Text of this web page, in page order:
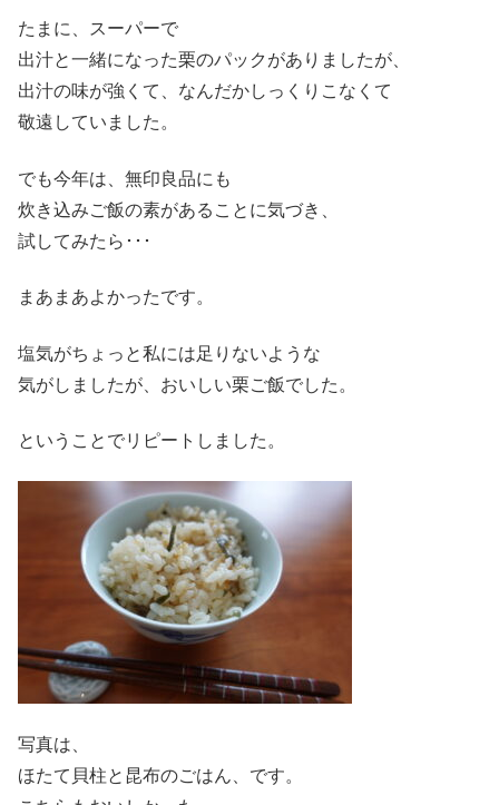
たまに、スーパーで
出汁と一緒になった栗のパックがありましたが、
出汁の味が強くて、なんだかしっくりこなくて
敬遠していました。
でも今年は、無印良品にも
炊き込みご飯の素があることに気づき、
試してみたら･･･
まあまあよかったです。
塩気がちょっと私には足りないような
気がしましたが、おいしい栗ご飯でした。
ということでリピートしました。
写真は、
ほたて貝柱と昆布のごはん、です。